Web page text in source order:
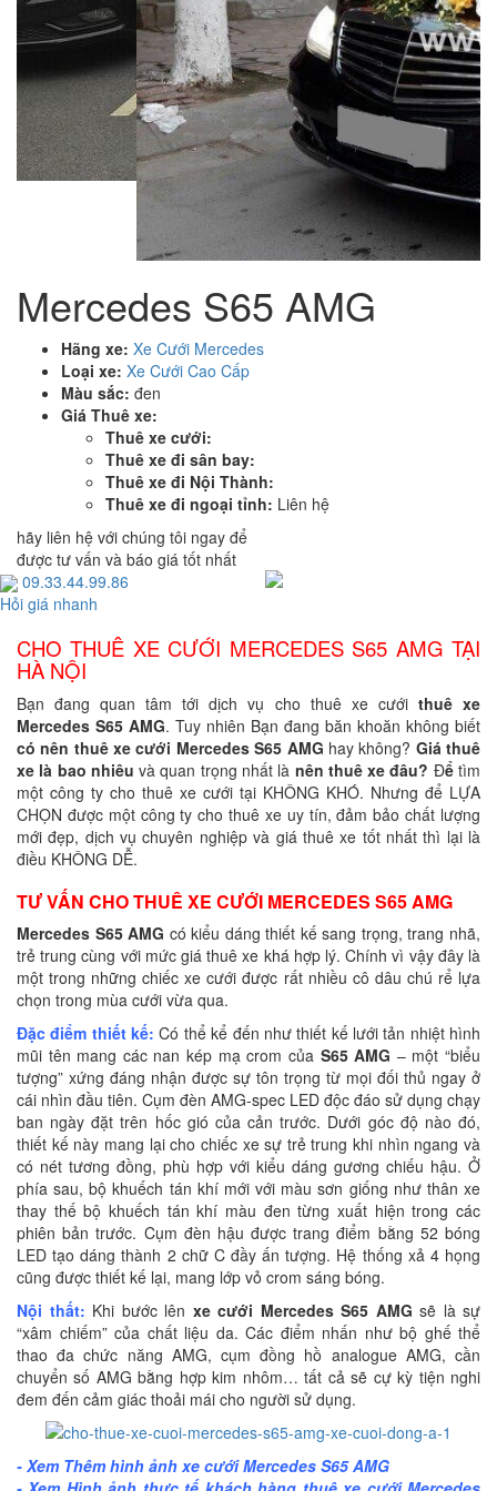
Mercedes S65 AMG
Hãng xe: Xe Cưới Mercedes
Loại xe: Xe Cưới Cao Cấp
Màu sắc: đen
Giá Thuê xe:
Thuê xe cưới:
Thuê xe đi sân bay:
Thuê xe đi Nội Thành:
Thuê xe đi ngoại tỉnh: Liên hệ
hãy liên hệ với chúng tôi ngay để
được tư vấn và báo giá tốt nhất
09.33.44.99.86
Hỏi giá nhanh
CHO THUÊ XE CƯỚI MERCEDES S65 AMG TẠI
HÀ NỘI
Bạn đang quan tâm tới dịch vụ cho thuê xe cưới thuê xe
Mercedes S65 AMG. Tuy nhiên Bạn đang băn khoăn không biết
có nên thuê xe cưới Mercedes S65 AMG hay không? Giá thuê
xe là bao nhiêu và quan trọng nhất là nên thuê xe đâu? Đểtìm
một công ty cho thuê xe cưới tại KHÔNG KHÓ. Nhưng để LỰA
CHỌN được một công ty cho thuê xe uy tín, đảm bảo chất lượng
mới đẹp, dịch vụ chuyên nghiệp và giá thuê xe tốt nhất thì lại là
điều KHÔNG DỄ.
TƯ VẤN CHO THUÊ XE CƯỚI MERCEDES S65 AMG
Mercedes S65 AMG có kiểu dáng thiết kế sang trọng, trang nhã,
trẻ trung cùng với mức giá thuê xe khá hợp lý. Chính vì vậy đây là
một trong những chiếc xe cưới được rất nhiều cô dâu chú rể lựa
chọn trong mùa cưới vừa qua.
Đặc điểm thiết kế: Có thể kể đến như thiết kế lưới tản nhiệt hình
mũi tên mang các nan kép mạ crom của S65 AMG – một “biểu
tượng” xứng đáng nhận được sự tôn trọng từ mọi đối thủ ngay ở
cái nhìn đầu tiên. Cụm đèn AMG-spec LED độc đáo sử dụng chạy
ban ngày đặt trên hốc gió của cản trước. Dưới góc độ nào đó,
thiết kế này mang lại cho chiếc xe sự trẻ trung khi nhìn ngang và
có nét tương đồng, phù hợp với kiểu dáng gương chiếu hậu. Ở
phía sau, bộ khuếch tán khí mới với màu sơn giống như thân xe
thay thế bộ khuếch tán khí màu đen từng xuất hiện trong các
phiên bản trước. Cụm đèn hậu được trang điểm bằng 52 bóng
LED tạo dáng thành 2 chữ C đầy ấn tượng. Hệ thống xả 4 họng
cũng được thiết kế lại, mang lớp vỏ crom sáng bóng.
Nội thất: Khi bước lên xe cưới Mercedes S65 AMG sẽ là sự
“xâm chiếm” của chất liệu da. Các điểm nhấn như bộ ghế thể
thao đa chức năng AMG, cụm đồng hồ analogue AMG, cần
chuyển số AMG bằng hợp kim nhôm… tất cả sẽ cự kỳ tiện nghi
đem đến cảm giác thoải mái cho người sử dụng.
- Xem Thêm hình ảnh xe cướiMercedes S65 AMG